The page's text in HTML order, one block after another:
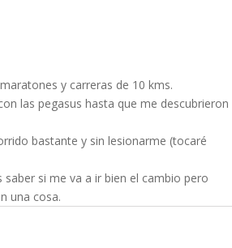
y carreras de 10 kms.
las pegasus hasta que me descubrieron
bastante y sin lesionarme (tocaré
si me va a ir bien el cambio pero
una cosa.